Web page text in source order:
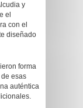
y
el
con el
diseñado
forma
esas
auténtica